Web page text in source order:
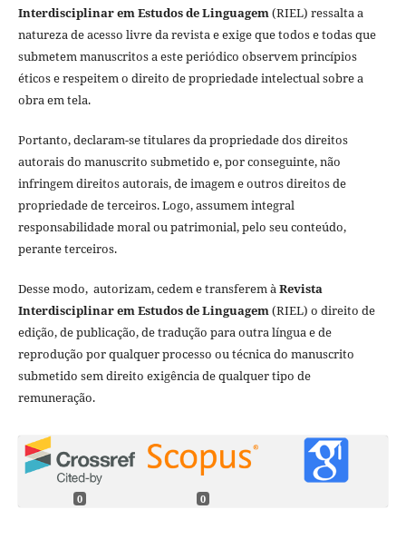
Interdisciplinar em Estudos de Linguagem(RIEL) ressalta a
natureza de acesso livre da revista e exige que todos e todas que
submetem manuscritos a este periódico observem princípios
éticos e respeitem o direito de propriedade intelectual sobre a
obra em tela.
Portanto, declaram-se titulares da propriedade dos direitos
autorais do manuscrito submetido e, por conseguinte, não
infringem direitos autorais, de imagem e outros direitos de
propriedade de terceiros. Logo, assumem integral
responsabilidade moral ou patrimonial, pelo seu conteúdo,
perante terceiros.
Desse modo, autorizam, cedem e transferem àRevista
Interdisciplinar em Estudos de Linguagem(RIEL) o direito de
edição, de publicação, de tradução para outra língua e de
reprodução por qualquer processo ou técnica do manuscrito
submetido sem direito exigência de qualquer tipo de
remuneração.
0 0